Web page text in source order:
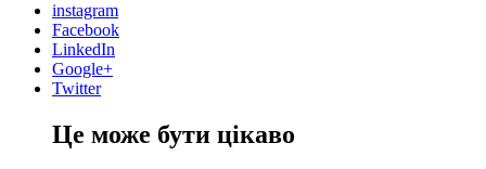
instagram
Facebook
LinkedIn
Google+
Twitter
Це може бути цікаво